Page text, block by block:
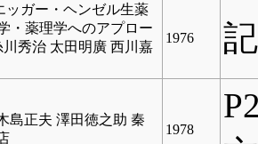
ッガー・ヘンゼル生薬
・薬理学へのアプロー
川秀治 太田明廣 西川嘉
1976
島正夫 澤田徳之助 秦
1978